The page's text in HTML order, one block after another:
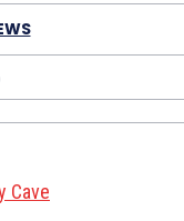
Cave